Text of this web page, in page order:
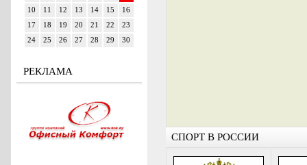
РЕКЛАМА
СПОРТ В РОССИИ